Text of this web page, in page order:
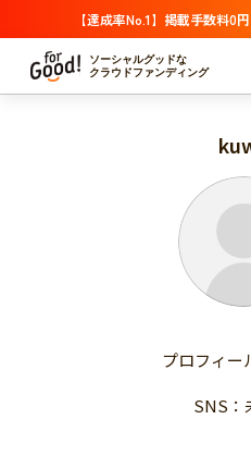
【達成率No.1】掲載手数料0
ソーシャルグッドな
クラウドファンディング
プロジェクトからさがす
支援金額が
終了日が近
カテゴリーからさがす
医療・福祉
人権・マ
プロフィー
SNS：